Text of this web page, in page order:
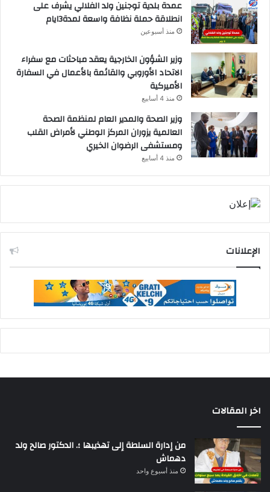
عمدة بلدية توجنين ولد الفلالي يشرف على
انطلاقة حملة نظافة واسعة لمدة3ايام
منذ أسبوعين
وزير الشؤون الخارجية يعقد مباحثات مع سفراء
الاتحاد الأوروبي والقائمة بالأعمال في السفارة
الأميركية
منذ 4 أسابيع
وزير الصحة والمدير العام لمنظمة الصحة
العالمية يزوران المركز الوطني لأمراض القلب
ومستشفى الرضوان الخيري
منذ 4 أسابيع
الإعلانات
اخر المقالات
من إدارة السلطة إلى تهذيبها ؛. الدكتور صالح ولد
دهماش
منذ أسبوع واحد